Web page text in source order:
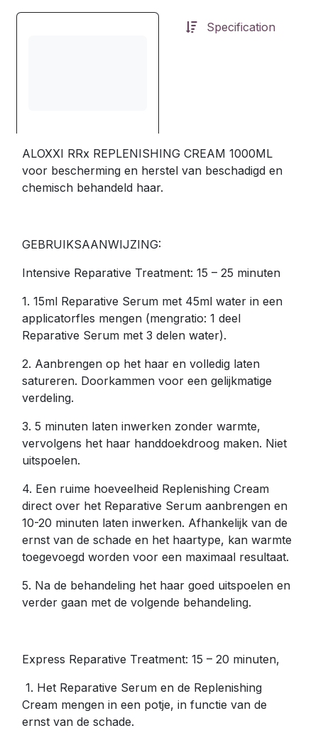
Specification
ALOXXI RRx REPLENISHING CREAM 1000ML
voor bescherming en herstel van beschadigd en
chemisch behandeld haar.
GEBRUIKSAANWIJZING:
Intensive Reparative Treatment: 15 – 25 minuten
1. 15ml Reparative Serum met 45ml water in een
applicatorfles mengen (mengratio: 1 deel
Reparative Serum met 3 delen water).
2. Aanbrengen op het haar en volledig laten
satureren. Doorkammen voor een gelijkmatige
verdeling.
3. 5 minuten laten inwerken zonder warmte,
vervolgens het haar handdoekdroog maken. Niet
uitspoelen.
4. Een ruime hoeveelheid Replenishing Cream
direct over het Reparative Serum aanbrengen en
10-20 minuten laten inwerken. Afhankelijk van de
ernst van de schade en het haartype, kan warmte
toegevoegd worden voor een maximaal resultaat.
5. Na de behandeling het haar goed uitspoelen en
verder gaan met de volgende behandeling.
Express Reparative Treatment: 15 – 20 minuten,
1. Het Reparative Serum en de Replenishing
Cream mengen in een potje, in functie van de
ernst van de schade.